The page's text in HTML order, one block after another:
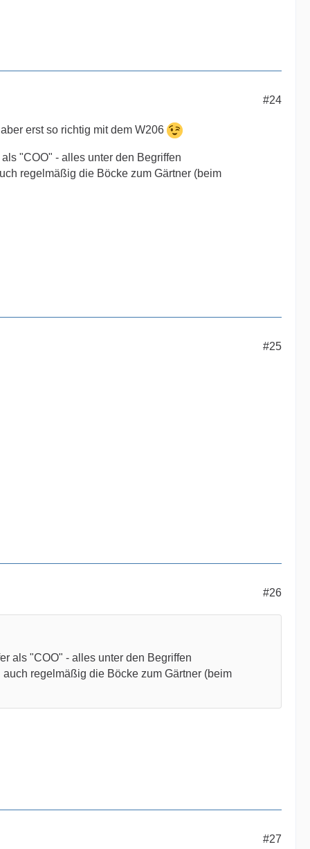
#24
erst so richtig mit dem W206
"COO" - alles unter den Begriffen
regelmäßig die Böcke zum Gärtner (beim
#25
#26
als "COO" - alles unter den Begriffen
regelmäßig die Böcke zum Gärtner (beim
#27